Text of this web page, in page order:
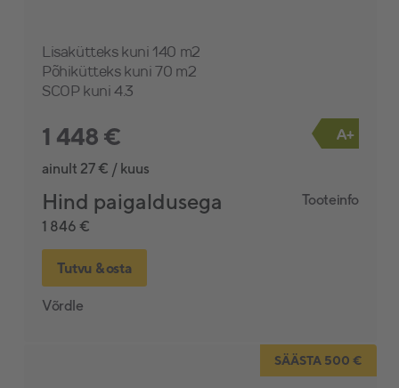
Lisakütteks kuni 140 m2
Põhikütteks kuni 70 m2
SCOP kuni 4.3
1 448 €
ainult 27 € / kuus
Hind paigaldusega
1 846 €
A+
Tooteinfo
Tutvu & osta
Võrdle
SÄÄSTA 500 €